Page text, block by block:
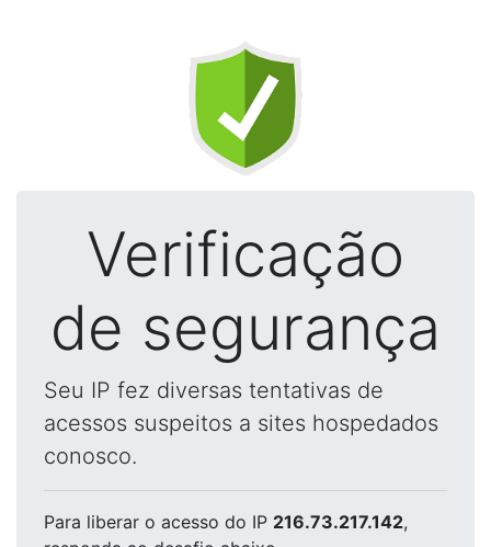
Verificação
de segurança
Seu IP fez diversas tentativas de
acessos suspeitos a sites hospedados
conosco.
Para liberar o acesso do IP 216.73.217.142,